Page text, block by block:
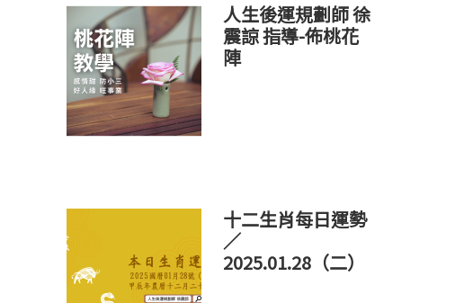
人生後運規劃師 徐
震諒 指導-佈桃花
陣
十二生肖每日運勢
／
2025.01.28（二）